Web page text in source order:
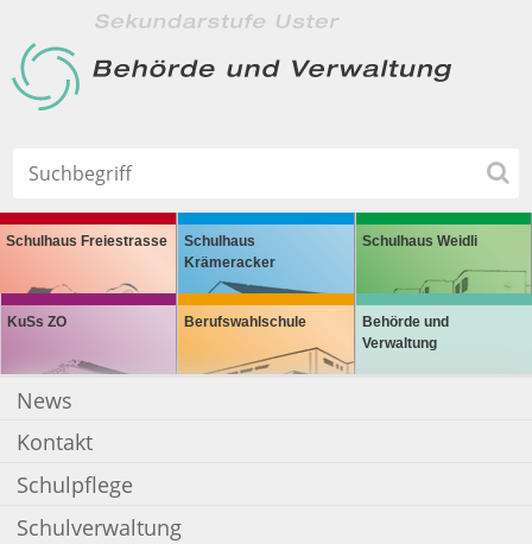
Schulhaus Freiestrasse
Schulhaus
Krämeracker
Schulhaus Weidli
KuSs ZO Berufswahlschule
Behörde und
Verwaltung
News
Kontakt
Schulpflege
Schulverwaltung